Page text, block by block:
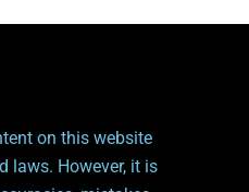
on this website
laws. However, it is